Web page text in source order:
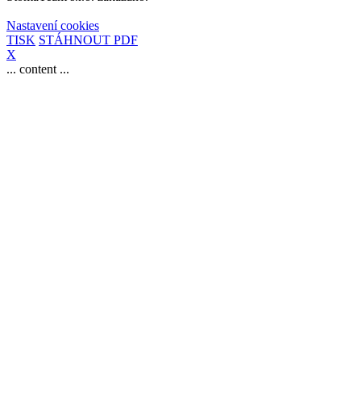
Nastavení cookies
TISK STÁHNOUT PDF
X
... content ...